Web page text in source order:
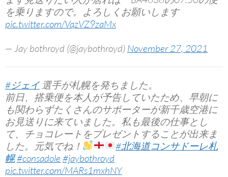
を乗りますので。よろしくお願いします
pic.twitter.com/VqzVZ9zaMx
— Jay bothroyd (@jaybothroyd) November 27, 2021
#ジェイ 選手が札幌を発ちました。
前日、搭乗便を本人が予告していたため、早朝に
も関わらずたくさんのサポーターが新千歳空港に
お見送りに来ていました。私も最後の仕事とし
て、チョコレートをプレゼントすることが出来ま
した。元気でね！
#北海道コンサドーレ札
幌#consadole #jaybothroyd
pic.twitter.com/MARs1mxhNY